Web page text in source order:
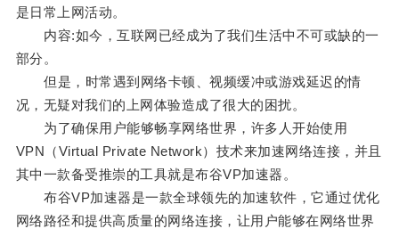
是日常上网活动。
内容:如今，互联网已经成为了我们生活中不可或缺的一
部分。
但是，时常遇到网络卡顿、视频缓冲或游戏延迟的情
况，无疑对我们的上网体验造成了很大的困扰。
为了确保用户能够畅享网络世界，许多人开始使用
VPN（Virtual Private Network）技术来加速网络连接，并且
其中一款备受推崇的工具就是布谷VP加速器。
布谷VP加速器是一款全球领先的加速软件，它通过优化
网络路径和提供高质量的网络连接，让用户能够在网络世界